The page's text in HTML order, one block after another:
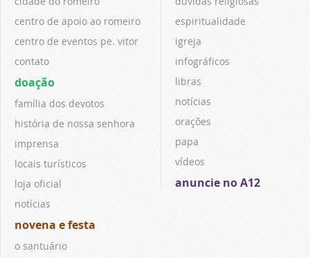
centro de apoio ao romeiro
centro de eventos pe. vitor
contato
doação
família dos devotos
história de nossa senhora
imprensa
locais turísticos
loja oficial
notícias
novena e festa
o santuário
espiritualidade
igreja
infográficos
libras
notícias
orações
papa
vídeos
anuncie no A12